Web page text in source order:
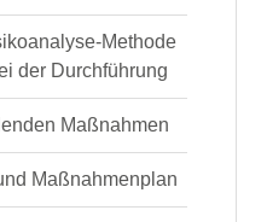
Methode
der Durchführung
Maßnahmen
Maßnahmenplan